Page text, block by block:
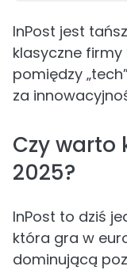
InPost jest
klasyczne
pomiędzy
za
Czy warto
2025?
InPost to dziś
która gra w
dominującą